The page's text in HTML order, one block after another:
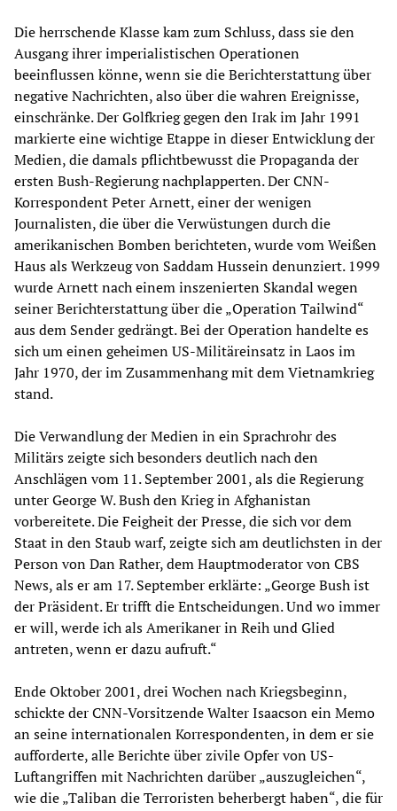
Die herrschende Klasse kam zum Schluss, dass sie den
Ausgang ihrer imperialistischen Operationen
beeinflussen könne, wenn sie die Berichterstattung über
negative Nachrichten, also über die wahren Ereignisse,
einschränke. Der Golfkrieg gegen den Irak im Jahr 1991
markierte eine wichtige Etappe in dieser Entwicklung der
Medien, die damals pflichtbewusst die Propaganda der
ersten Bush-Regierung nachplapperten. Der CNN-
Korrespondent Peter Arnett, einer der wenigen
Journalisten, die über die Verwüstungen durch die
amerikanischen Bomben berichteten, wurde vom Weißen
Haus als Werkzeug von Saddam Hussein denunziert. 1999
wurde Arnett nach einem inszenierten Skandal wegen
seiner Berichterstattung über die „Operation Tailwind“
aus dem Sender gedrängt. Bei der Operation handelte es
sich um einen geheimen US-Militäreinsatz in Laos im
Jahr 1970, der im Zusammenhang mit dem Vietnamkrieg
stand.
Die Verwandlung der Medien in ein Sprachrohr des
Militärs zeigte sich besonders deutlich nach den
Anschlägen vom 11. September 2001, als die Regierung
unter George W. Bush den Krieg in Afghanistan
vorbereitete. Die Feigheit der Presse, die sich vor dem
Staat in den Staub warf, zeigte sich am deutlichsten in der
Person von Dan Rather, dem Hauptmoderator von CBS
News, als er am 17. September erklärte: „George Bush ist
der Präsident. Er trifft die Entscheidungen. Und wo immer
er will, werde ich als Amerikaner in Reih und Glied
antreten, wenn er dazu aufruft.“
Ende Oktober 2001, drei Wochen nach Kriegsbeginn,
schickte der CNN-Vorsitzende Walter Isaacson ein Memo
an seine internationalen Korrespondenten, in dem er sie
aufforderte, alle Berichte über zivile Opfer von US-
Luftangriffen mit Nachrichten darüber „auszugleichen“,
wie die „Taliban die Terroristen beherbergt haben“, die für